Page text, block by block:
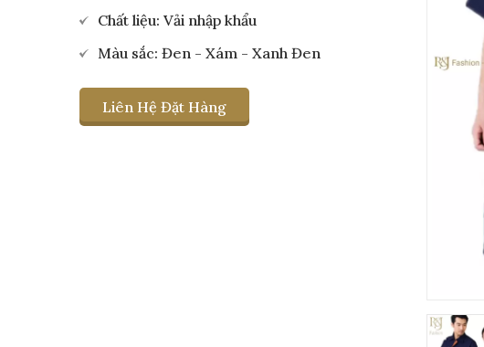
Chất liệu: Vải nhập khẩu
Màu sắc: Đen - Xám - Xanh Đen
Liên Hệ Đặt Hàng